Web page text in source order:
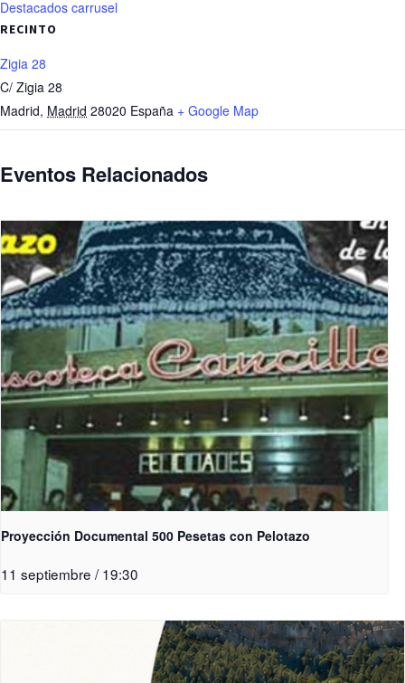
Destacados carrusel
RECINTO
Zigia 28
C/ Zigia 28
Madrid, Madrid 28020 España + Google Map
Eventos Relacionados
Proyección Documental 500 Pesetas con Pelotazo
11 septiembre / 19:30